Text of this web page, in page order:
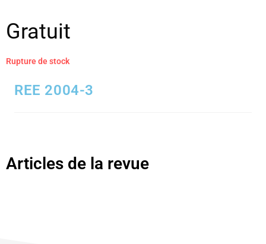
Gratuit
Rupture de stock
REE 2004-3
Articles de la revue